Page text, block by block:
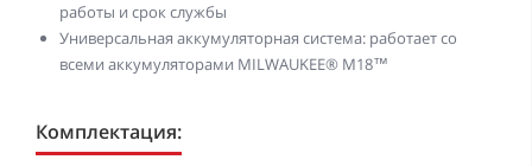
работы и срок службы
Универсальная аккумуляторная система: работает со
всеми аккумуляторами MILWAUKEE® M18™
Комплектация: